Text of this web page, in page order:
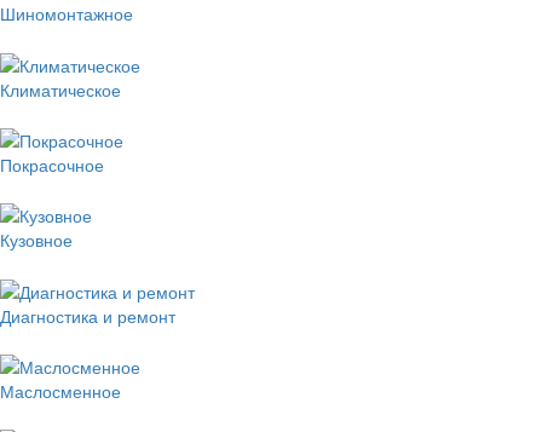
Шиномонтажное
Климатическое
Покрасочное
Кузовное
Диагностика и ремонт
Маслосменное